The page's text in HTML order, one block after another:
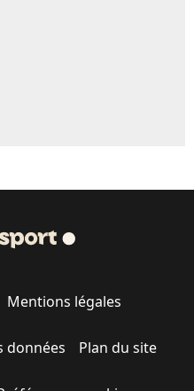
Mentions légales
données Plan du site